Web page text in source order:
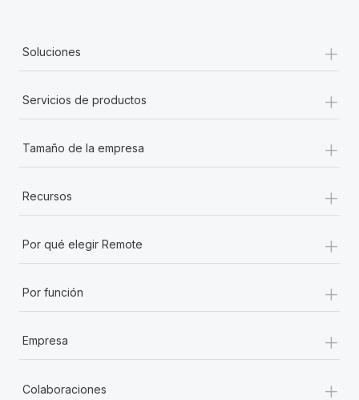
Soluciones +
Servicios de productos +
Tamaño de la empresa +
Recursos +
Por qué elegir Remote +
Por función +
Empresa +
Colaboraciones +